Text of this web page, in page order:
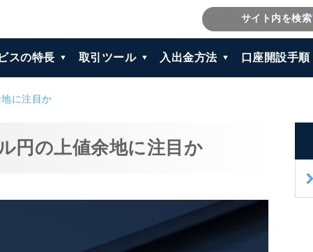
サイト内を検索
スの特長 取引ツール 入出金方法 口座開設手順
に注目か
円の上値余地に注目か